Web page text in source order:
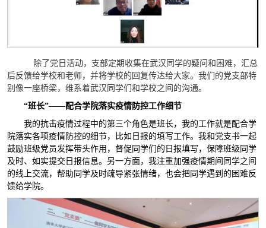
除了党日活动，支部定期收集在武汉同学的疑问和困难，汇总
后反馈给学校和老师，并将学校的回复传达给大家。我们的党支部特
别像一座桥梁，维系着武汉同学们和学校之间的沟通。
“班长”——配合学院落实疫情防控工作细节
我的抗击疫情过程中的第三个角色是班长，我的工作就是配合学
院落实各项疫情防控的细节，比如日报的填写工作。我和党支书一起
鼓励班级党员发挥带头作用，督促同学们的日报填写，保障班级同学
及时、如实提交日报信息。另一方面，我注重加强疫情期间同学之间
的线上交流，帮助同学及时疏导紧张情绪，也会把同学遇到的困难反
馈给学院。